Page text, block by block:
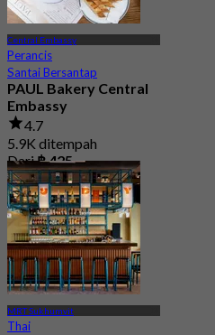
Central Embassy
Perancis
Santai Bersantap
PAUL Bakery Central
Embassy
4.7
5.9K ditempah
Dari฿ 425
MRT Sukhumvit
Thai